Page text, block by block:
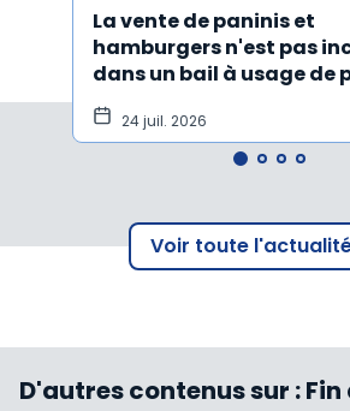
La vente de paninis et
hamburgers n'est pas
dans un bail à usage de
pâtes, salades
24 juil. 2026
Voir toute
D'autres contenus sur :